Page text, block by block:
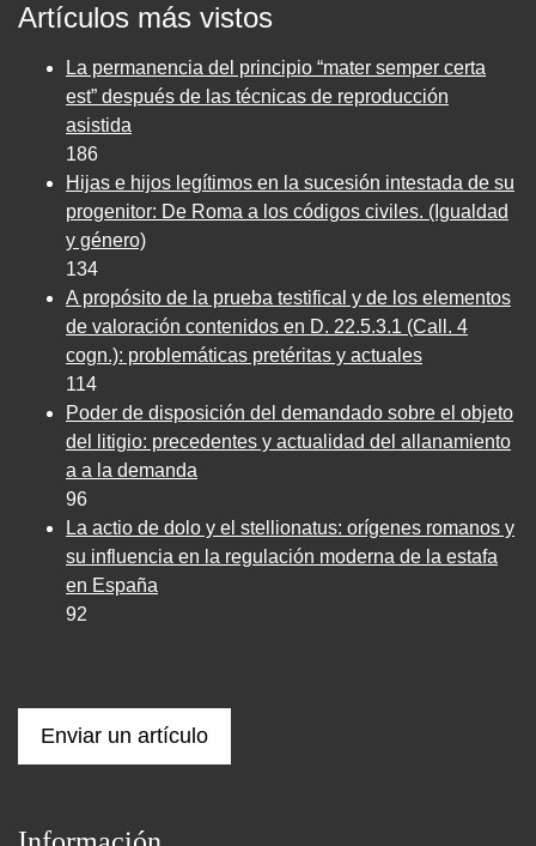
Artículos más vistos
La permanencia del principio “mater semper certa
est” después de las técnicas de reproducción
asistida
186
Hijas e hijos legítimos en la sucesión intestada de su
progenitor: De Roma a los códigos civiles. (Igualdad
y género)
134
A propósito de la prueba testifical y de los elementos
de valoración contenidos en D. 22.5.3.1 (Call. 4
cogn.): problemáticas pretéritas y actuales
114
Poder de disposición del demandado sobre el objeto
del litigio: precedentes y actualidad del allanamiento
a a la demanda
96
La actio de dolo y el stellionatus: orígenes romanos y
su influencia en la regulación moderna de la estafa
en España
92
Enviar un artículo